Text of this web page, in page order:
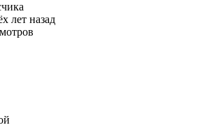
лет назад